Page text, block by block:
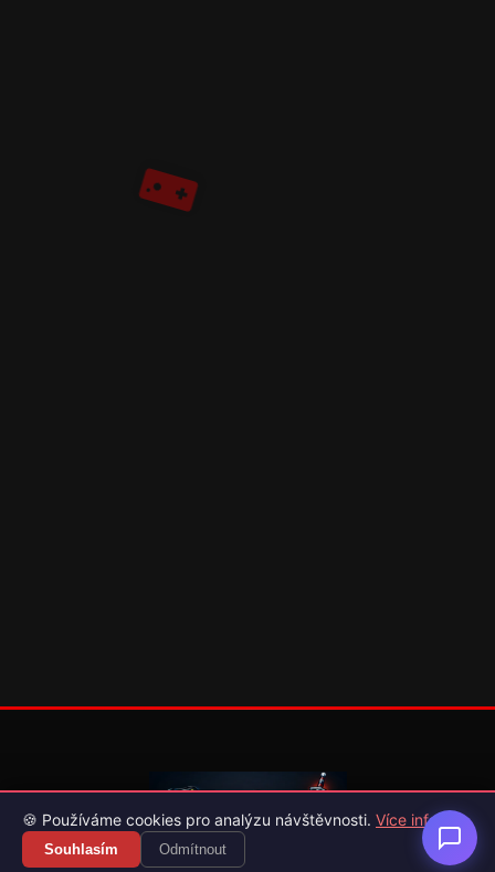
Váš průvodce světem videoher. Novinky, recenze a česko-
🍪 Používáme cookies pro analýzu návštěvnosti. Více info
Souhlasím Odmítnout